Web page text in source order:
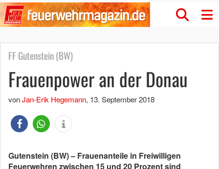
FF Gutenstein (BW)
Frauenpower an der Donau
vonJan-Erik Hegemann, 13. September 2018
Gutenstein (BW) – Frauenanteile in Freiwilligen
Feuerwehren zwischen 15 und 20 Prozent sind